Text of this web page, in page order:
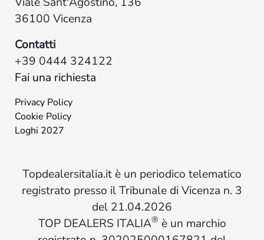
36100 Vicenza
Contatti
+39 0444 324122
Fai una richiesta
Privacy Policy
Cookie Policy
Loghi 2027
Topdealersitalia.it è un periodico telematico
registrato presso il Tribunale di Vicenza n. 3
del 21.04.2026
TOP DEALERS ITALIA® è un marchio